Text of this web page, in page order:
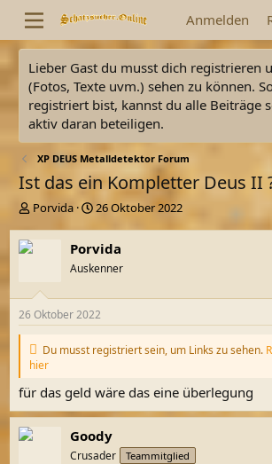
Anmelden
Lieber Gast du musst dich registrieren
(Fotos, Texte uvm.) sehen zu können.
registriert bist, kannst du alle Beiträge
aktiv daran beteiligen.
XP DEUS Metalldetektor Forum
Ist das ein Kompletter Deus II
E
t
l
e
Porvida
E
t
e
l
t
m
26 Oktober 2022
Porvida
Auskenner
26 Oktober 2022
Du musst registriert sein, um Links zu sehen.
hier
für das geld wäre das eine überlegung
Goody
Crusader Teammitglied